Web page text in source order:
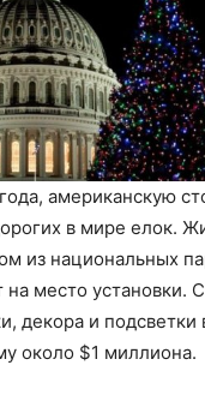
американскую
в мире елок.
из национальных
на место установки.
декора и подсветки
около $1 миллиона.